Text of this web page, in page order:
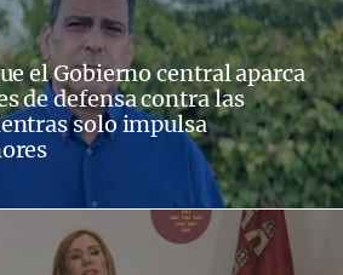
el Gobierno central aparca
de defensa contra las
solo impulsa